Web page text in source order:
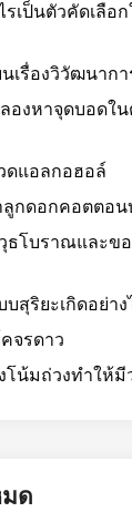
รเป็นตัวคัดเลือ
นเรื่องวิวัฒนาก
องหาจุดบอดใ
ดแอลกอฮอล์
ลูกดอกคอตตอน
ธโบราณและข
สุริยะเกิดอย่าง
จรดาว
โน้มถ่วงทำให้มี
ด